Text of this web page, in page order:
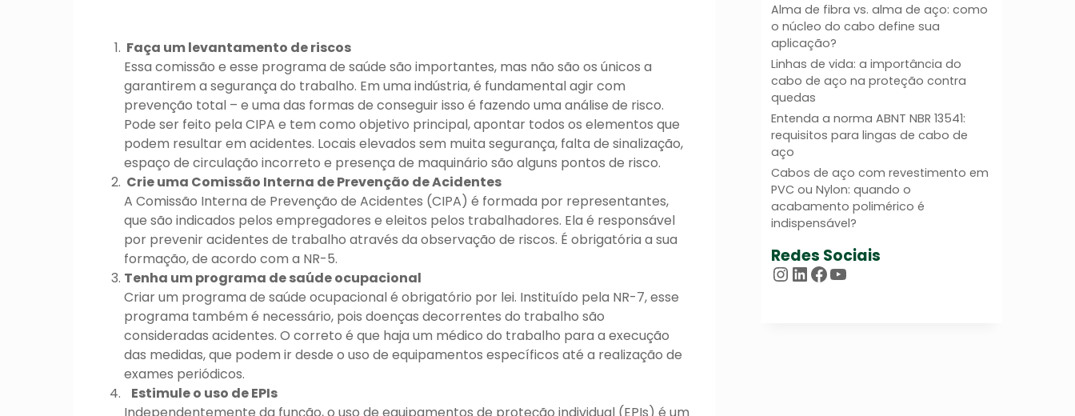
Faça um levantamento de riscos
Essa comissão e esse programa de saúde são importantes, mas não são os únicos a
garantirem a segurança do trabalho. Em uma indústria, é fundamental agir com
prevenção total – e uma das formas de conseguir isso é fazendo uma análise de risco.
Pode ser feito pela CIPA e tem como objetivo principal, apontar todos os elementos que
podem resultar em acidentes. Locais elevados sem muita segurança, falta de sinalização,
espaço de circulação incorreto e presença de maquinário são alguns pontos de risco.
Crie uma Comissão Interna de Prevenção de Acidentes
A Comissão Interna de Prevenção de Acidentes (CIPA) é formada por representantes,
que são indicados pelos empregadores e eleitos pelos trabalhadores. Ela é responsável
por prevenir acidentes de trabalho através da observação de riscos. É obrigatória a sua
formação, de acordo com a NR-5.
Tenha um programa de saúde ocupacional
Criar um programa de saúde ocupacional é obrigatório por lei. Instituído pela NR-7, esse
programa também é necessário, pois doenças decorrentes do trabalho são
consideradas acidentes. O correto é que haja um médico do trabalho para a execução
das medidas, que podem ir desde o uso de equipamentos específicos até a realização de
exames periódicos.
Estimule o uso de EPIs
Alma de fibra vs. alma de aço: como
o núcleo do cabo define sua
aplicação?
Linhas de vida: a importância do
cabo de aço na proteção contra
quedas
Entenda a norma ABNT NBR 13541:
requisitos para lingas de cabo de
aço
Cabos de aço com revestimento em
PVC ou Nylon: quando o
acabamento polimérico é
indispensável?
Redes Sociais
Instagram
LinkedIn
Facebook
Youtube